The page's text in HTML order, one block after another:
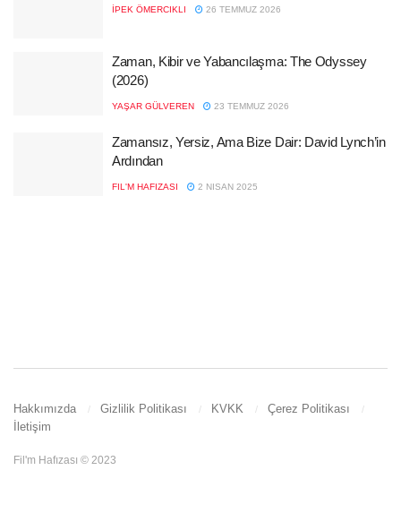
İPEK ÖMERCIKLI 26 TEMMUZ 2026
Zaman, Kibir ve Yabancılaşma: The Odyssey
(2026)
YAŞAR GÜLVEREN 23 TEMMUZ 2026
Zamansız, Yersiz, Ama Bize Dair: David Lynch’in
Ardından
FIL'M HAFIZASI 2 NISAN 2025
Hakkımızda Gizlilik Politikası KVKK
Çerez Politikası
İletişim
Fil'm Hafızası © 2023